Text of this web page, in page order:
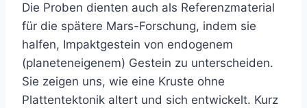
Die Proben dienten auch als Referenzmaterial
für die spätere Mars-Forschung, indem sie
halfen, Impaktgestein von endogenem
(planeteneigenem) Gestein zu unterscheiden.
Sie zeigen uns, wie eine Kruste ohne
Plattentektonik altert und sich entwickelt. Kurz